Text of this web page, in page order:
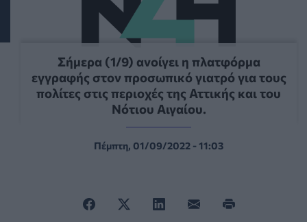
Σήμερα (1/9) ανοίγει η πλατφόρμα
εγγραφής στον προσωπικό γιατρό για τους
πολίτες στις περιοχές της Αττικής και του
Νότιου Αιγαίου.
Πέμπτη, 01/09/2022 - 11:03